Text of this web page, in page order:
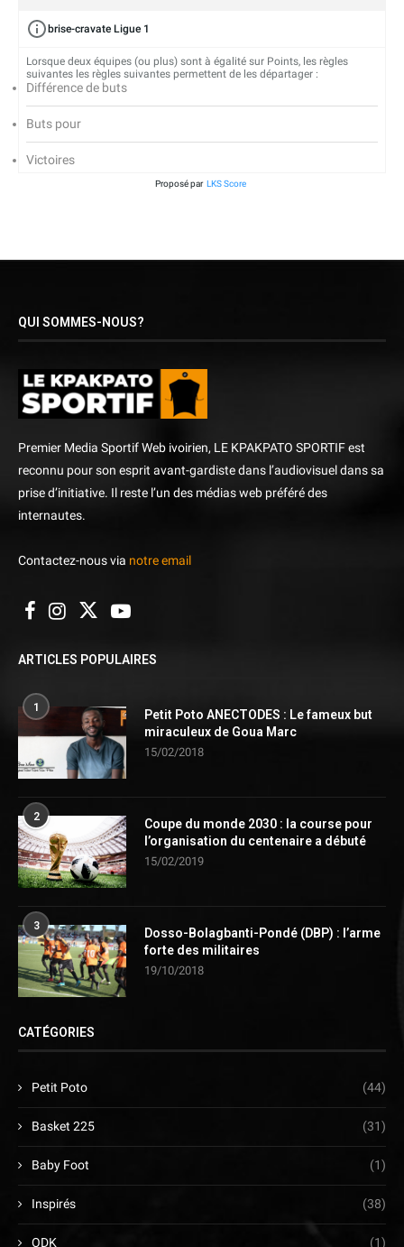
brise-cravate Ligue 1
Lorsque deux équipes (ou plus) sont à égalité sur Points, les règles
suivantes les règles suivantes permettent de les départager :
Différence de buts
Buts pour
Victoires
Proposé par LKS Score
QUI SOMMES-NOUS?
Premier Media Sportif Web ivoirien, LE KPAKPATO SPORTIF est
reconnu pour son esprit avant-gardiste dans l’audiovisuel dans sa
prise d’initiative. Il reste l’un des médias web préféré des
internautes.
Contactez-nous via notre email
ARTICLES POPULAIRES
1
Petit Poto ANECTODES : Le fameux but
miraculeux de Goua Marc
15/02/2018
2
Coupe du monde 2030 : la course pour
l’organisation du centenaire a débuté
15/02/2019
3
Dosso-Bolagbanti-Pondé (DBP) : l’arme
forte des militaires
19/10/2018
CATÉGORIES
Petit Poto (44)
Basket 225 (31)
Baby Foot (1)
Inspirés (38)
ODK (1)